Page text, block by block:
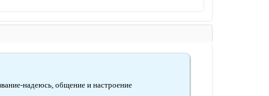
надеюсь, общение и настроение